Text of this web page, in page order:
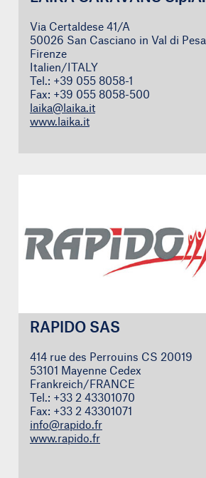
Via Certaldese 41/A
50026 San Casciano in Val di Pesa
Firenze
Italien/ITALY
Tel.: +39 055 8058-1
Fax: +39 055 8058-500
laika@laika.it
www.laika.it
RAPIDO SAS
414 rue des Perrouins CS 20019
53101 Mayenne Cedex
Frankreich/FRANCE
Tel.: +33 2 43301070
Fax: +33 2 43301071
info@rapido.fr
www.rapido.fr